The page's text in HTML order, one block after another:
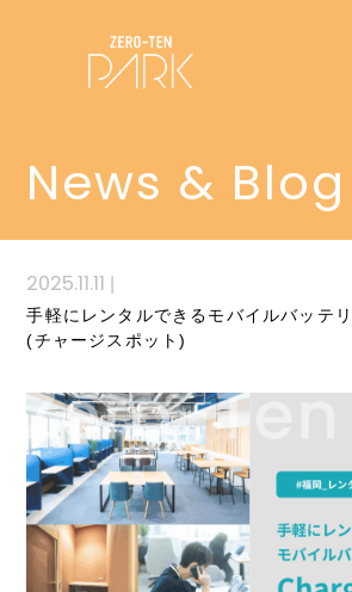
News & Blog
2025.11.11 |
手軽にレンタルできるモバイルバッテ
(チャージスポット)